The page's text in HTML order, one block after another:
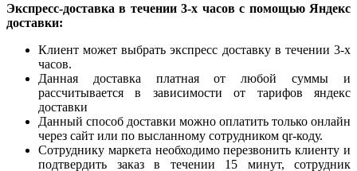
Экспресс-доставка в течении 3-х часов с помощью Яндекс
доставки:
Клиент может выбрать экспресс доставку в течении 3-х
часов.
Данная доставка платная от любой суммы и
рассчитывается в зависимости от тарифов яндекс
доставки
Данный способ доставки можно оплатить только онлайн
через сайт или по высланному сотрудником qr-коду.
Сотруднику маркета необходимо перезвонить клиенту и
подтвердить заказ в течении 15 минут, сотрудник